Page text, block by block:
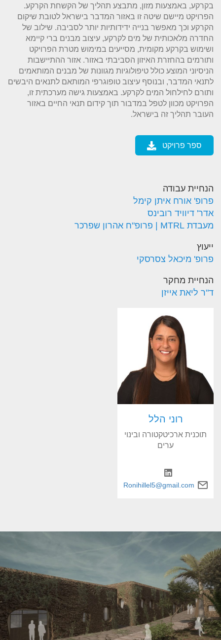
בקרקע, באמצעות מזון, מתבצע תהליך של הקשחת הקרקע.
הפרויקט מיישם שיטה זו באזור המדבר בישראל לטובת שיקום
הקרקע וכך מאפשר בנייה ידידותיות יותר לסביבה. שילוב של
החדרה מלאכותית של מים לקרקע, עיצוב מבנים ברי קיימא
ושימוש בקרקע מקומית, מסייעים במימוש מטרת הפרויקט
ותורמים בהחזרת האיזון הסביבתי באזור. אזור ההתיישבות
הניסיוני המוצע כולל טיפולוגיות מגוונות של מבנים המותאמים
לתנאי המדבר, ובנוסף עיצוב טופוגרפי המותאם לתנאים היבשים
ותורם לחילחול המים לקרקע. באמצעות גישה מערכתית זו,
הפרויקט מכוון לטפל במדבור תוך קידום תנאי החיים באזור
העובר תהליך זה בישראל.
ספר פרויקט
הנחיית עבודה
פרופ' אורח איתן קימל
אדר' דיוויד רובינס
מעבדת MTRL | פרופ"ח אהרון שפרכר
ייעוץ
פרופ' מיכאל צסרסקי
הנחיית מחקר
ד"ר ליאת אייזן
רוני הלל
תוכנית ארכיטקטורה ובינוי
ערים
Ronihillel5@gmail.com